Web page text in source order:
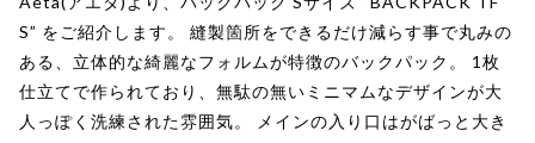
S” をご紹介します。 縫製箇所をできるだけ減らす事で丸みの
ある、立体的な綺麗なフォルムが特徴のバックパック。 1枚
仕立てで作られており、無駄の無いミニマムなデザインが大
人っぽく洗練された雰囲気。 メインの入り口はがばっと大き